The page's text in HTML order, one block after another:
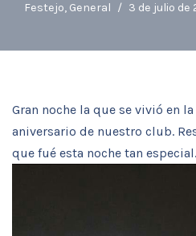
Festejo, General 3 de julio de
Gran noche la que se vivió en
aniversario de nuestro club.
que fué esta noche tan especial.